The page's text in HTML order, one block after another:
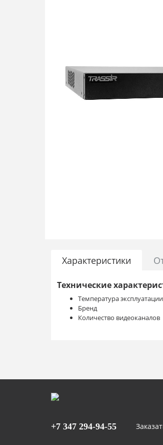
Характеристики
Технические
Температура эксплуатации
Бренд
Количество видеоканалов
+7 347 294-94-55